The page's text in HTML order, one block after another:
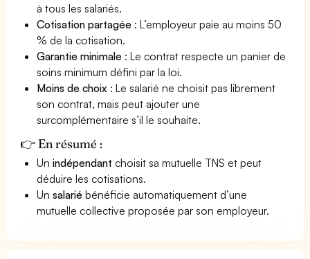
à tous les salariés.
Cotisation partagée : L’employeur paie au moins 50
% de la cotisation.
Garantie minimale : Le contrat respecte un panier de
soins minimum défini par la loi.
Moins de choix : Le salarié ne choisit pas librement
son contrat, mais peut ajouter une
surcomplémentaire s’il le souhaite.
👉 En résumé :
Unindépendant choisit sa mutuelle TNS et peut
déduire les cotisations.
Unsalarié bénéficie automatiquement d’une
mutuelle collective proposée par son employeur.